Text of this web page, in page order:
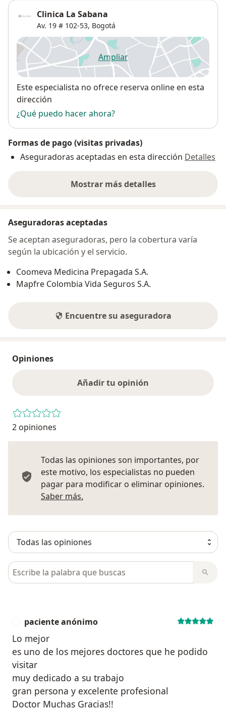
Clinica La Sabana
Av. 19 # 102-53, Bogotá
Ampliarse abre en una nueva
Disponibilidad
Este especialista no ofrece reserva online en esta
dirección
¿Qué puedo hacer ahora?
Formas de pago (visitas privadas)
Aseguradoras aceptadas en esta dirección Detalles
Mostrar más detalles
sobre la dirección
Aseguradoras aceptadas
Se aceptan aseguradoras, pero la cobertura varía
según la ubicación y el servicio.
Coomeva Medicina Prepagada S.A.
Mapfre Colombia Vida Seguros S.A.
Encuentre su aseguradora
Opiniones
Añadir tu opinión
2 opiniones
Todas las opiniones son importantes, por
este motivo, los especialistas no pueden
pagar para modificar o eliminar opiniones.
Saber más.
Busca en opiniones
paciente anónimo
Lo mejor
es uno de los mejores doctores que he podido
visitar
muy dedicado a su trabajo
gran persona y excelente profesional
Doctor Muchas Gracias!!